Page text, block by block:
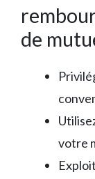
de
votre